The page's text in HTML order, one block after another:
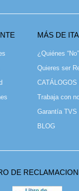
MÁS DE
¿Quiénes
Quieres ser
CATÁLOGOS
Trabaja con
Garantía TVS
BLOG
DE